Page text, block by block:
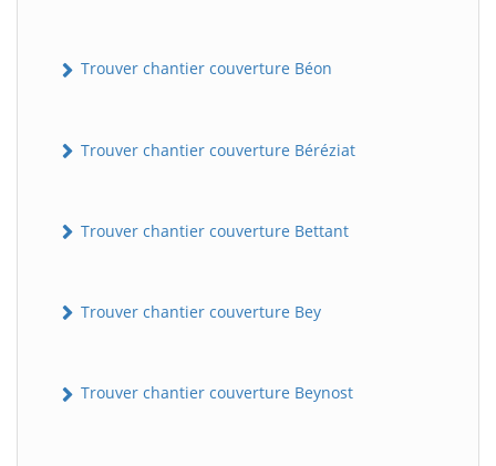
Trouver chantier couverture Béon
Trouver chantier couverture Béréziat
Trouver chantier couverture Bettant
Trouver chantier couverture Bey
Trouver chantier couverture Beynost